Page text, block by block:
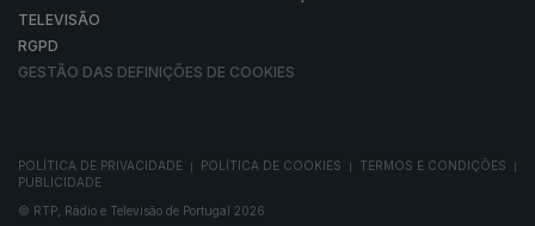
TELEVISÃO
RGPD
GESTÃO DAS DEFINIÇÕES DE COOKIES
POLÍTICA DE PRIVACIDADE POLÍTICA DE COOKIES TERMOS E CONDIÇÕES
PUBLICIDADE
© RTP, Rádio e Televisão de Portugal 2026